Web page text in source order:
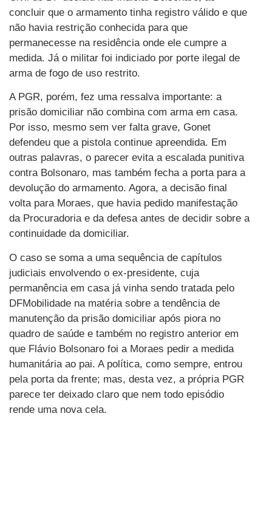
concluir que o armamento tinha registro válido e que
não havia restrição conhecida para que
permanecesse na residência onde ele cumpre a
medida. Já o militar foi indiciado por porte ilegal de
arma de fogo de uso restrito.
A PGR, porém, fez uma ressalva importante: a
prisão domiciliar não combina com arma em casa.
Por isso, mesmo sem ver falta grave, Gonet
defendeu que a pistola continue apreendida. Em
outras palavras, o parecer evita a escalada punitiva
contra Bolsonaro, mas também fecha a porta para a
devolução do armamento. Agora, a decisão final
volta para Moraes, que havia pedido manifestação
da Procuradoria e da defesa antes de decidir sobre a
continuidade da domiciliar.
O caso se soma a uma sequência de capítulos
judiciais envolvendo o ex-presidente, cuja
permanência em casa já vinha sendo tratada pelo
DFMobilidade na matéria sobre a tendência de
manutenção da prisão domiciliar após piora no
quadro de saúde e também no registro anterior em
que Flávio Bolsonaro foi a Moraes pedir a medida
humanitária ao pai. A política, como sempre, entrou
pela porta da frente; mas, desta vez, a própria PGR
parece ter deixado claro que nem todo episódio
rende uma nova cela.